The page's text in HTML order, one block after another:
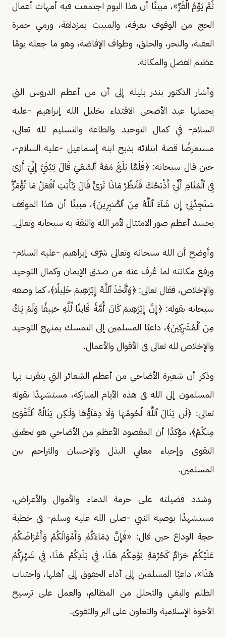
ثُمَّ يَوْمُ الْقَرِّ»، مبينًا أن هذا اليوم اجتمعت فيه أمهات أعمال
الحج من الوقوف بعرفة، والمبيت بمزدلفة، ورمي جمرة
العقبة، والنحر، والحلق، وطواف الإفاضة، وهو ما جعله يومًا
عظيم الفضل والمكانة.
وأشار الدكتور بندر بليلة إلى أن من أعظم الدروس التي
يحملها عيد الأضحى الاقتداء بخليل الله إبراهيم -عليه
السلام- في كمال التوحيد والطاعة والتسليم لله تعالى،
مستعرضًا قصة ابتلائه بذبح ابنه إسماعيل -عليه السلام-،
حين قال سبحانه: ﴿فَلَمَّا بَلَغَ مَعَهُ ٱلسَّعۡيَ قَالَ يَـٰبُنَيَّ إِنِّيٓ أَرَىٰ
فِي ٱلۡمَنَامِ أَنِّيٓ أَذۡبَحُكَ فَٱنظُرۡ مَاذَا تَرَىٰۚ قَالَ يَـٰٓأَبَتِ ٱفۡعَلۡ مَا تُؤۡمَرُۖ
سَتَجِدُنِيٓ إِن شَآءَ ٱللَّهُ مِنَ ٱلصَّـٰبِرِينَ﴾، مبينًا أن هذا الموقف
يجسد أعظم صور الامتثال لأمر الله والثقة به سبحانه وتعالى.
وأوضح أن الله سبحانه وتعالى شرّف إبراهيم -عليه السلام-
ورفع مكانته لما عُرف عنه من صدق الإيمان وكمال التوحيد
والإخلاص، فقال تعالى: ﴿وَٱتَّخَذَ ٱللَّهُ إِبۡرَٰهِيمَ خَلِيلٗا﴾، كما وصفه
سبحانه بقوله: ﴿إِنَّ إِبۡرَٰهِيمَ كَانَ أُمَّةٗ قَانِتٗا لِّلَّهِ حَنِيفٗا وَلَمۡ يَكُ
مِنَ ٱلۡمُشۡرِكِينَ﴾، داعيًا المسلمين إلى التمسك بمنهج التوحيد
والإخلاص لله تعالى في الأقوال والأعمال.
وذكر أن شعيرة الأضاحي من أعظم الشعائر التي يتقرب بها
المسلمون إلى الله في هذه الأيام المباركة، مستشهدًا بقوله
تعالى: ﴿لَن يَنَالَ ٱللَّهَ لُحُومُهَا وَلَا دِمَآؤُهَا وَلَـٰكِن يَنَالُهُ ٱلتَّقۡوَىٰ
مِنكُمۡ﴾، مؤكدًا أن المقصود الأعظم من الأضاحي هو تحقيق
التقوى وإحياء معاني البذل والإحسان والتراحم بين
المسلمين.
وشدد فضيلته على حرمة الدماء والأموال والأعراض،
مستشهدًا بوصية النبي -صلى الله عليه وسلم- في خطبة
حجة الوداع حين قال: «فَإِنَّ دِمَاءَكُمْ وَأَمْوَالَكُمْ وَأَعْرَاضَكُمْ
عَلَيْكُمْ حَرَامٌ كَحُرْمَةِ يَوْمِكُمْ هَذَا، فِي بَلَدِكُمْ هَذَا، فِي شَهْرِكُمْ
هَذَا»، داعيًا المسلمين إلى أداء الحقوق إلى أهلها، واجتناب
الظلم والبغي والتحلل من المظالم، والعمل على ترسيخ
الأخوة الإسلامية والتعاون على البر والتقوى.